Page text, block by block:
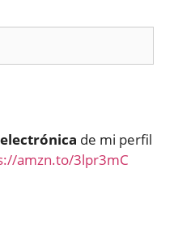
electrónica de mi perfil
amzn.to/3lpr3mC